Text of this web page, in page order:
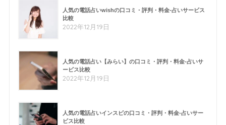
人気の電話占いwishの口コミ・評判・料金-占いサービス
比較
2022年12月19日
人気の電話占い【みらい】の口コミ・評判・料金-占いサ
ービス比較
2022年12月19日
人気の電話占いインスピの口コミ・評判・料金-占いサー
ビス比較